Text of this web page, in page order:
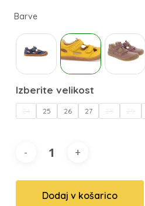
25 26 27
Dodaj v košarico